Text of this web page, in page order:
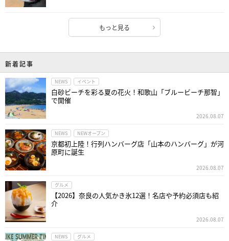
もっと見る
新着記事
NEWS イベント
白砂ビーチを彩る夏の花火！和歌山「ブルービーチ那智」
で開催
2026.08.07
NEWS NEWオープン
京都初上陸！行列ハンバーグ店「山本のハンバーグ」が河
原町に誕生
2026.08.07
グルメ
【2026】奈良の人気かき氷12選！名店や予約必須店も紹
介
2026.08.07
NEWS グルメ